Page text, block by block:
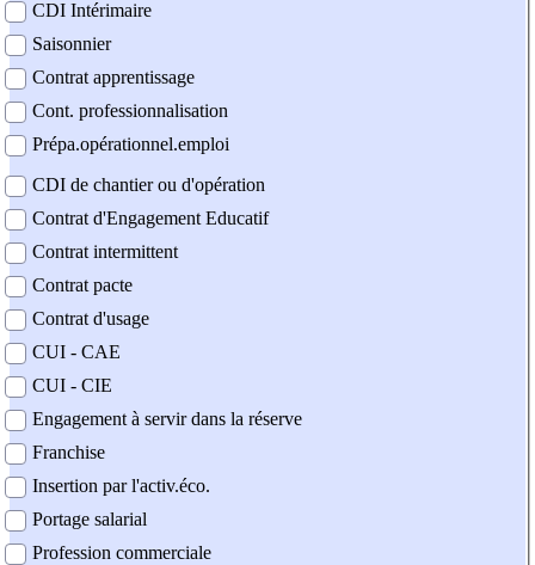
CDI Intérimaire
Saisonnier
Contrat apprentissage
Cont. professionnalisation
Prépa.opérationnel.emploi
CDI de chantier ou d'opération
Contrat d'Engagement Educatif
Contrat intermittent
Contrat pacte
Contrat d'usage
CUI - CAE
CUI - CIE
Engagement à servir dans la réserve
Franchise
Insertion par l'activ.éco.
Portage salarial
Profession commerciale